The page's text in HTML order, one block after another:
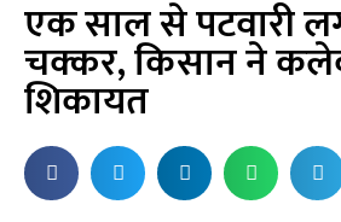
एक साल से पटवारी
चक्कर, किसान ने
शिकायत